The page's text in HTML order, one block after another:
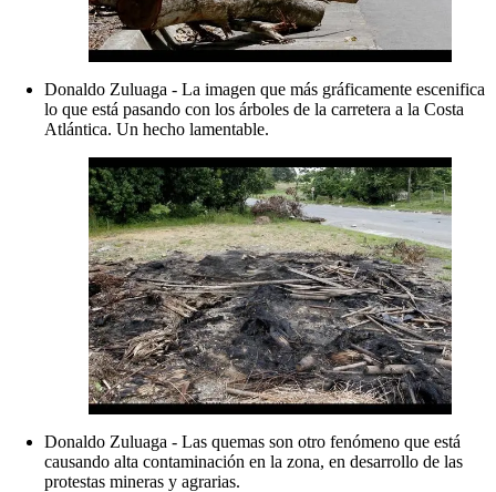
Donaldo Zuluaga - La imagen que más gráficamente escenifica
lo que está pasando con los árboles de la carretera a la Costa
Atlántica. Un hecho lamentable.
Donaldo Zuluaga - Las quemas son otro fenómeno que está
causando alta contaminación en la zona, en desarrollo de las
protestas mineras y agrarias.